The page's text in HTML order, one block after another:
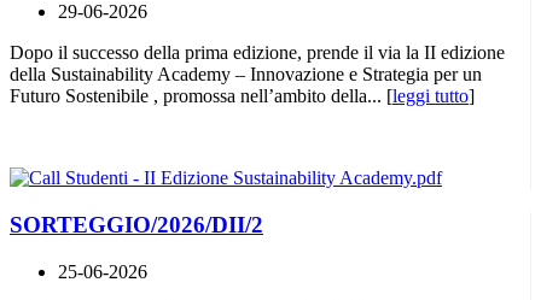
29-06-2026
Dopo il successo della prima edizione, prende il via la II edizione
della Sustainability Academy – Innovazione e Strategia per un
Futuro Sostenibile , promossa nell’ambito della... [leggi tutto]
SORTEGGIO/2026/DII/2
25-06-2026